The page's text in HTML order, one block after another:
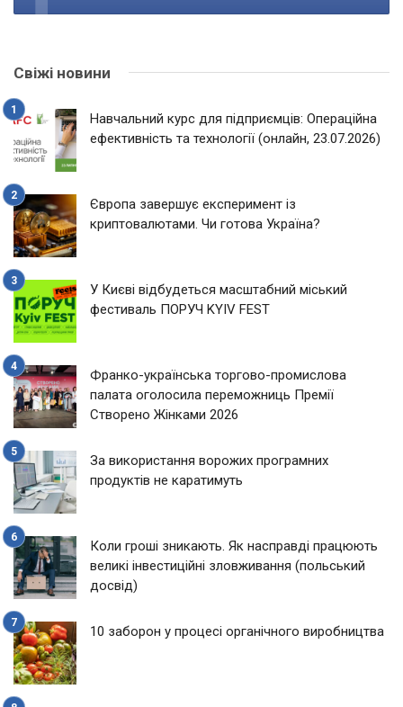
Свіжі новини
Навчальний курс для підприємців: Операційна
ефективність та технології (онлайн, 23.07.2026)
Європа завершує експеримент із
криптовалютами. Чи готова Україна?
У Києві відбудеться масштабний міський
фестиваль ПОРУЧ KYIV FEST
Франко-українська торгово-промислова
палата оголосила переможниць Премії
Створено Жінками 2026
За використання ворожих програмних
продуктів не каратимуть
Коли гроші зникають. Як насправді працюють
великі інвестиційні зловживання (польський
досвід)
10 заборон у процесі органічного виробництва